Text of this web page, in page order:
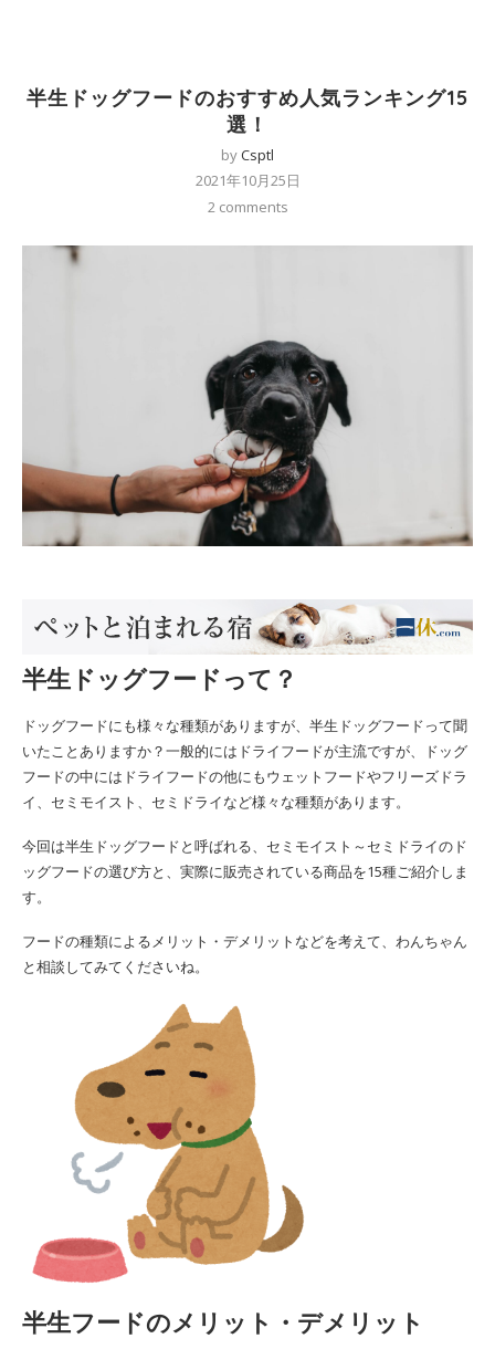
半生ドッグフードのおすすめ人気ランキング15
選！
byCsptl
2021年10月25日
2 comments
半生ドッグフードって？
ドッグフードにも様々な種類がありますが、半生ドッグフードって聞
いたことありますか？一般的にはドライフードが主流ですが、ドッグ
フードの中にはドライフードの他にもウェットフードやフリーズドラ
イ、セミモイスト、セミドライなど様々な種類があります。
今回は半生ドッグフードと呼ばれる、セミモイスト～セミドライのド
ッグフードの選び方と、実際に販売されている商品を15種ご紹介しま
す。
フードの種類によるメリット・デメリットなどを考えて、わんちゃん
と相談してみてくださいね。
半生フードのメリット・デメリット